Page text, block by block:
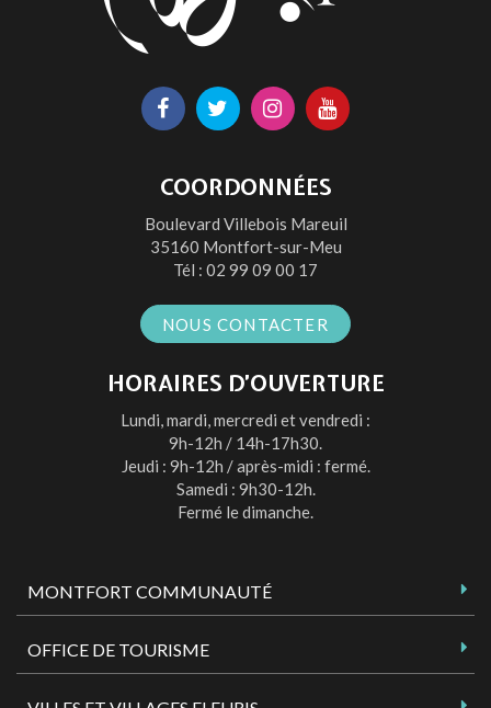
Lien
le
compte
Facebook
Lien
le
compte
Twitter
Lien
le
compte
Instagram
Lien
la
chaîne
Youtube
COORDONNÉES
Boulevard Villebois Mareuil
35160 Montfort-sur-Meu
Tél : 02 99 09 00 17
NOUS CONTACTER
HORAIRES D’OUVERTURE
Lundi, mardi, mercredi et vendredi :
9h-12h / 14h-17h30.
Jeudi : 9h-12h / après-midi : fermé.
Samedi : 9h30-12h.
Fermé le dimanche.
MONTFORT COMMUNAUTÉ
OFFICE DE TOURISME